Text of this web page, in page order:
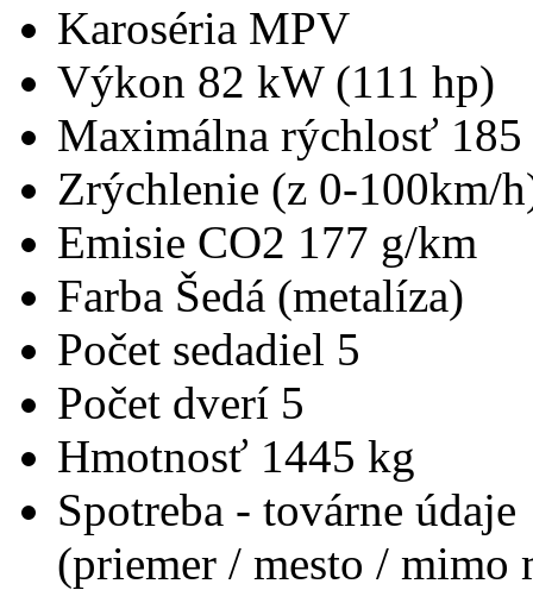
Karoséria MPV
Výkon 82 kW (111 hp)
Maximálna rýchlosť
Zrýchlenie (z 0-100km/
Emisie CO2 177 g/km
Farba Šedá (metalíza)
Počet sedadiel 5
Počet dverí 5
Hmotnosť 1445 kg
Spotreba - továrne údaje
(priemer / mesto / mimo